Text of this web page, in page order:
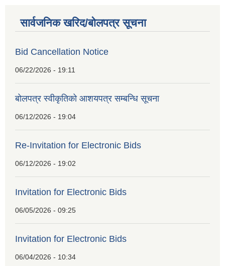
सार्वजनिक खरिद/बोलपत्र सूचना
Bid Cancellation Notice
06/22/2026 - 19:11
बोलपत्र स्वीकृतिको आशयपत्र सम्बन्धि सूचना
06/12/2026 - 19:04
Re-Invitation for Electronic Bids
06/12/2026 - 19:02
Invitation for Electronic Bids
06/05/2026 - 09:25
Invitation for Electronic Bids
06/04/2026 - 10:34